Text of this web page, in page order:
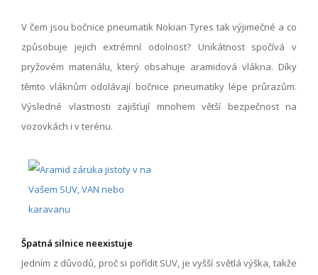
V čem jsou bočnice pneumatik Nokian Tyres tak výjimečné a co
způsobuje jejich extrémní odolnost? Unikátnost spočívá v
pryžovém materiálu, který obsahuje aramidová vlákna. Díky
těmto vláknům odolávají bočnice pneumatiky lépe průrazům.
Výsledné vlastnosti zajišťují mnohem větší bezpečnost na
vozovkách i v terénu.
Špatná silnice neexistuje
Jedním z důvodů, proč si pořídit SUV, je vyšší světlá výška, takže